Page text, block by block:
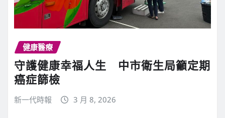
健康醫療
守護健康幸福人生 中市衛生局籲定期
癌症篩檢
新一代時報 3 月 8, 2026